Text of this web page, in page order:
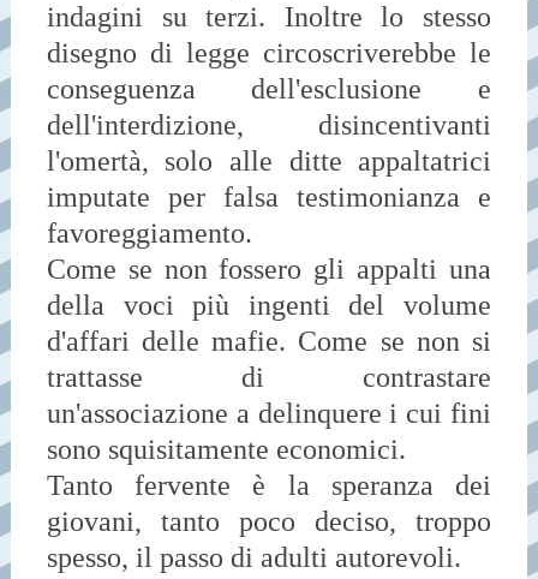
indagini su terzi. Inoltre lo stesso
disegno di legge circoscriverebbe le
conseguenza dell'esclusione e
dell'interdizione, disincentivanti
l'omertà, solo alle ditte appaltatrici
imputate per falsa testimonianza e
favoreggiamento.
Come se non fossero gli appalti una
della voci più ingenti del volume
d'affari delle mafie. Come se non si
trattasse di contrastare
un'associazione a delinquere i cui fini
sono squisitamente economici.
Tanto fervente è la speranza dei
giovani, tanto poco deciso, troppo
spesso, il passo di adulti autorevoli.